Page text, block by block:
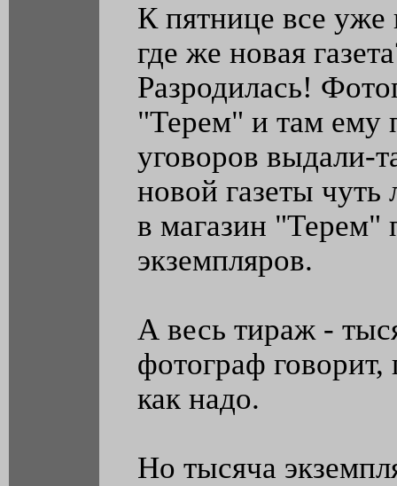
К пятнице все уже
где же новая
Разродилась!
"Терем" и там ему
уговоров выдали-
новой газеты чуть
в магазин "Терем"
экземпляров.
А весь тираж -
фотограф говорит,
как надо.
Но тысяча